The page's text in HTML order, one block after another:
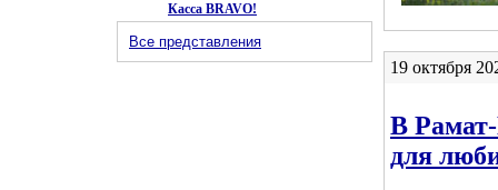
Касса BRAVO!
Все представления
19 октября
В
для